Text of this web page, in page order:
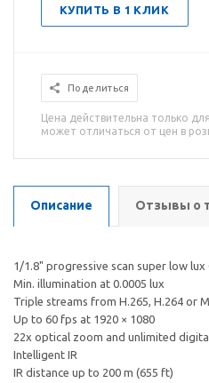
КУПИТЬ В 1 КЛИК
Поделиться
Цена действительна только
может отличаться от цен в
Описание Отзывы о
1/1.8" progressive scan super low lux
Min. illumination at 0.0005 lux
Triple streams from H.265, H.264 or
Up to 60 fps at 1920 × 1080
22x optical zoom and unlimited
Intelligent IR
IR distance up to 200 m (655 ft)